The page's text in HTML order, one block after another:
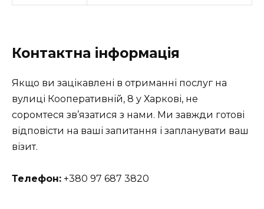
Контактна інформація
Якщо ви зацікавлені в отриманні послуг на
вулиці Кооперативній, 8 у Харкові, не
соромтеся зв’язатися з нами. Ми завжди готові
відповісти на ваші запитання і запланувати ваш
візит.
Телефон: +380 97 687 3820